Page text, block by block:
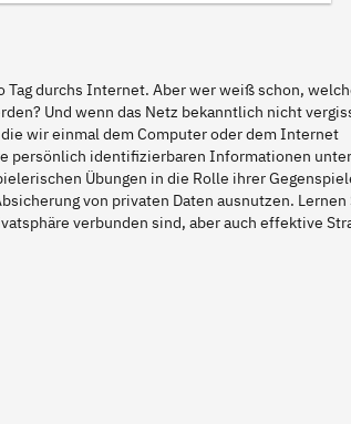
durchs Internet. Aber wer weiß schon,
Und wenn das Netz bekanntlich nicht
wir einmal dem Computer oder dem Internet
persönlich identifizierbaren Informationen unter
Übungen in die Rolle ihrer
von privaten Daten ausnutzen. Lernen
verbunden sind, aber auch effektive